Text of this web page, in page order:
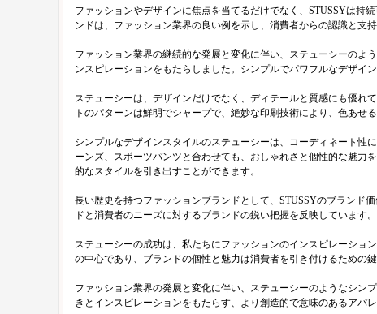
ファッションやデザインに焦点を当てるだけでなく、STUSSYは持
ンドは、ファッション業界の良い例を示し、消費者からの認識と支持
ファッション業界の継続的な発展と変化に伴い、ステューシーのよ
ンスピレーションをもたらしました。シンプルでパワフルなデザイ
ステューシーは、デザインだけでなく、ディテールと質感にも優れ
トのパターンは鮮明でシャープで、絶妙な印刷技術により、色あせ
シンプルなデザインスタイルのステューシーは、コーディネート性
ーンズ、スポーツパンツと合わせても、おしゃれさと個性的な魅力
的なスタイルを引き出すことができます。
長い歴史を持つファッションブランドとして、STUSSYのブランド
ドと消費者のニーズに対するブランドの鋭い把握を反映しています
ステューシーの成功は、私たちにファッションのインスピレーショ
の中心であり、ブランドの個性と魅力は消費者を引き付けるための
ファッション業界の発展と変化に伴い、ステューシーのようなシン
きとインスピレーションをもたらす、より創造的で意味のあるアパ